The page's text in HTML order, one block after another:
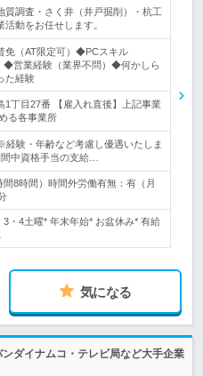
質調査・さく井（井戸掘削）・杭工
動をお任せします。
免（AT限定可）◆PCスキル
◆営業経験（業界不問）◆何かしら
た経験
1丁目27番 【雇入れ直後】上記事業
る各事業所
経験・年齢など考慮し優遇いたしま
中資格手当の支給…
8時間）時間外労働有無：有（月
・4土曜* 年末年始* お盆休み* 有給
気になる
ダイナムコ・テレビ局など大手企業